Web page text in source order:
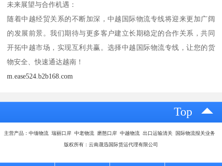
未来展望与合作机遇：
随着中越经贸关系的不断加深，中越国际物流专线将迎来更加广阔
的发展前景。我们期待与更多客户建立长期稳定的合作关系，共同
开拓中越市场，实现互利共赢。选择中越国际物流专线，让您的货
物安全、快速通达越南！
m.ease524.b2b168.com
Top
主营产品：中缅物流 瑞丽口岸 中老物流 磨憨口岸 中越物流 出口运输清关 国际物流报关业务
版权所有：云南晟迅国际货运代理有限公司